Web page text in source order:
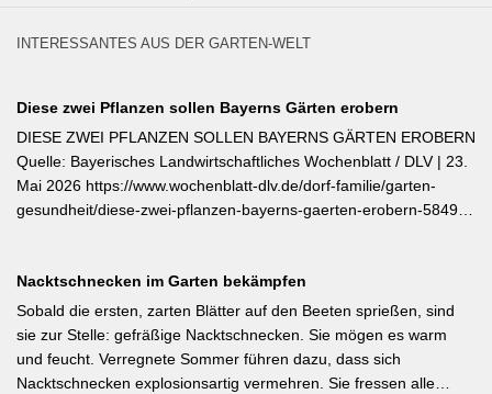
INTERESSANTES AUS DER GARTEN-WELT
Diese zwei Pflanzen sollen Bayerns Gärten erobern
DIESE ZWEI PFLANZEN SOLLEN BAYERNS GÄRTEN EROBERN
Quelle: Bayerisches Landwirtschaftliches Wochenblatt / DLV | 23.
Mai 2026 https://www.wochenblatt-dlv.de/dorf-familie/garten-
gesundheit/diese-zwei-pflanzen-bayerns-gaerten-erobern-584991
gemusterten Blüten, die ohne Ausputzen von Frühsommer bis
Herbst reich blüht und sich hervorragend für Balkonkästen und
Ampeln eignet. Die Bayerische Genusspflanze des Jahres 2026
ist die Erdbeere ‚Lilly Waldberry‘, die durch ihr intensiv
waldbeererinnerndes Aroma überzeugt und ab Juni durchgehend
Nacktschnecken im Garten bekämpfen
Sobald die ersten, zarten Blätter auf den Beeten sprießen, sind
sie zur Stelle: gefräßige Nacktschnecken. Sie mögen es warm
und feucht. Verregnete Sommer führen dazu, dass sich
Nacktschnecken explosionsartig vermehren. Sie fressen alle